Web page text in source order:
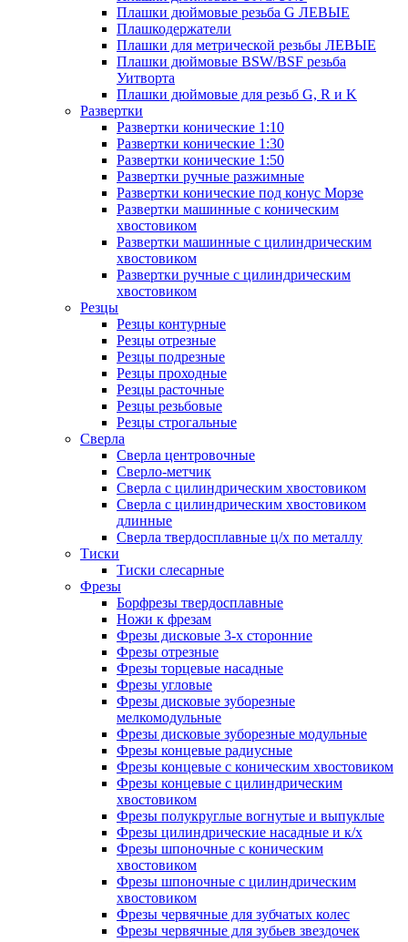
Плашки дюймовые резьба G ЛЕВЫЕ
Плашкодержатели
Плашки для метрической резьбы ЛЕВЫЕ
Плашки дюймовые BSW/BSF резьба
Уитворта
Плашки дюймовые для резьб G, R и K
Развертки
Развертки конические 1:10
Развертки конические 1:30
Развертки конические 1:50
Развертки ручные разжимные
Развертки конические под конус Морзе
Развертки машинные с коническим
хвостовиком
Развертки машинные с цилиндрическим
хвостовиком
Развертки ручные с цилиндрическим
хвостовиком
Резцы
Резцы контурные
Резцы отрезные
Резцы подрезные
Резцы проходные
Резцы расточные
Резцы резьбовые
Резцы строгальные
Сверла
Сверла центровочные
Сверло-метчик
Сверла с цилиндрическим хвостовиком
Сверла с цилиндрическим хвостовиком
длинные
Сверла твердосплавные ц/х по металлу
Тиски
Тиски слесарные
Фрезы
Борфрезы твердосплавные
Ножи к фрезам
Фрезы дисковые 3-х сторонние
Фрезы отрезные
Фрезы торцевые насадные
Фрезы угловые
Фрезы дисковые зуборезные
мелкомодульные
Фрезы дисковые зуборезные модульные
Фрезы концевые радиусные
Фрезы концевые с коническим хвостовиком
Фрезы концевые с цилиндрическим
хвостовиком
Фрезы полукруглые вогнутые и выпуклые
Фрезы цилиндрические насадные и к/х
Фрезы шпоночные с коническим
хвостовиком
Фрезы шпоночные с цилиндрическим
хвостовиком
Фрезы червячные для зубчатых колес
Фрезы червячные для зубьев звездочек